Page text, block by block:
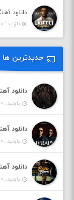
دانلود
بازدید : ۰ بازدید بار /
جدیدترین ها
دانلود
بازدید : ۰ بازدید بار /
دانلود
بازدید : ۰ بازدید بار /
دانلود
بازدید : ۰ بازدید بار /